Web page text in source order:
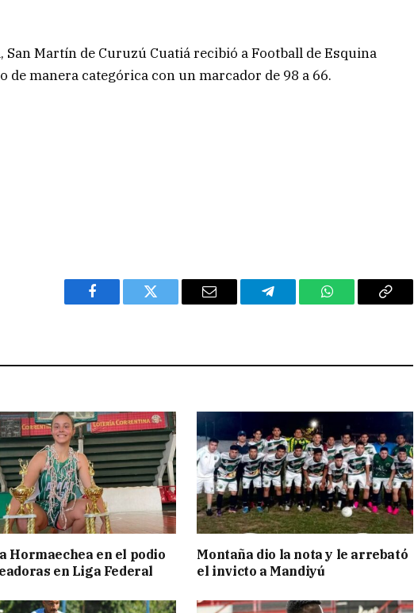
Martín de Curuzú Cuatiá recibió a Football de Esquina
manera categórica con un marcador de 98 a 66.
Facebook Twitter Email Telegram WhatsAppCopy
Hormaechea en el podio
en Liga Federal
Montaña dio la nota y le arrebató
el invicto a Mandiyú